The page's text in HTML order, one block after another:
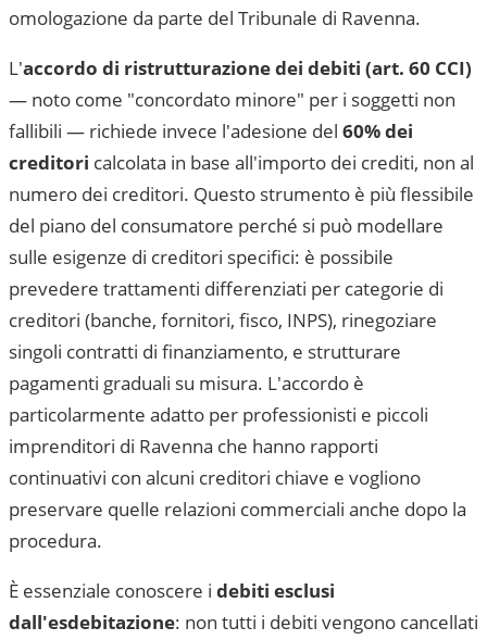
omologazione da parte del Tribunale di Ravenna.
L'accordo di ristrutturazione dei debiti (art. 60 CCI)
— noto come "concordato minore" per i soggetti non
fallibili — richiede invece l'adesione del 60% dei
creditori calcolata in base all'importo dei crediti, non al
numero dei creditori. Questo strumento è più flessibile
del piano del consumatore perché si può modellare
sulle esigenze di creditori specifici: è possibile
prevedere trattamenti differenziati per categorie di
creditori (banche, fornitori, fisco, INPS), rinegoziare
singoli contratti di finanziamento, e strutturare
pagamenti graduali su misura. L'accordo è
particolarmente adatto per professionisti e piccoli
imprenditori di Ravenna che hanno rapporti
continuativi con alcuni creditori chiave e vogliono
preservare quelle relazioni commerciali anche dopo la
procedura.
È essenziale conoscere i debiti esclusi
dall'esdebitazione: non tutti i debiti vengono cancellati